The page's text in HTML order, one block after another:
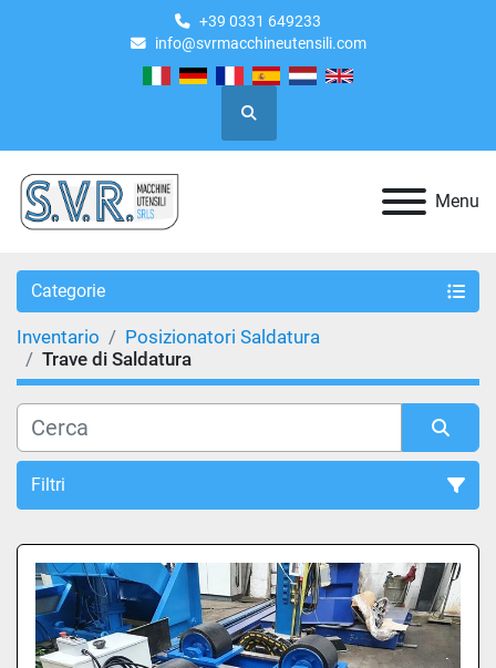
+39 0331 649233
info@svrmacchineutensili.com
Cerca
Menu
Categorie
Inventario
Posizionatori Saldatura
Trave di Saldatura
Filtri
Ordina per